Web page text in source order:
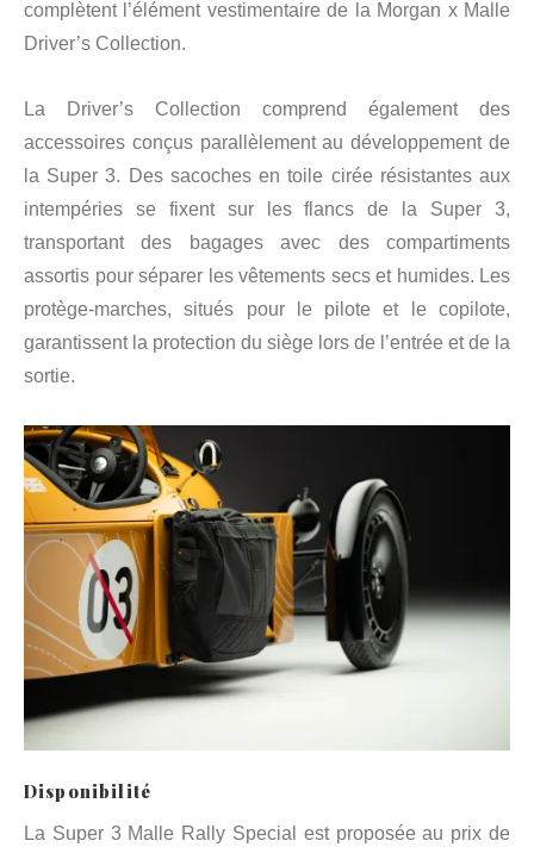
complètent l’élément vestimentaire de la Morgan x Malle
Driver’s Collection.
La Driver’s Collection comprend également des
accessoires conçus parallèlement au développement de
la Super 3. Des sacoches en toile cirée résistantes aux
intempéries se fixent sur les flancs de la Super 3,
transportant des bagages avec des compartiments
assortis pour séparer les vêtements secs et humides. Les
protège-marches, situés pour le pilote et le copilote,
garantissent la protection du siège lors de l’entrée et de la
sortie.
Disponibilité
La Super 3 Malle Rally Special est proposée au prix de